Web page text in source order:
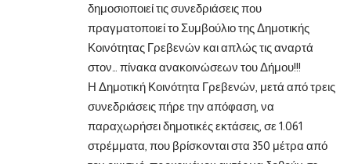
δημοσιοποιεί τις συνεδριάσεις που
πραγματοποιεί το Συμβούλιο της Δημοτικής
Κοινότητας Γρεβενών και απλώς τις αναρτά
στον… πίνακα ανακοινώσεων του Δήμου!!!
Η Δημοτική Κοινότητα Γρεβενών, μετά από τρεις
συνεδριάσεις πήρε την απόφαση, να
παραχωρήσει δημοτικές εκτάσεις, σε 1.061
στρέμματα, που βρίσκονται στα 350 μέτρα από